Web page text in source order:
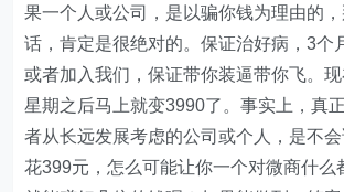
果一个人或公司，是以骗你钱为理由的
话，肯定是很绝对的。保证治好病，3个
或者加入我们，保证带你装逼带你飞。
星期之后马上就变3990了。事实上，真
者从长远发展考虑的公司或个人，是不会
花399元，怎么可能让你一个对微商什么